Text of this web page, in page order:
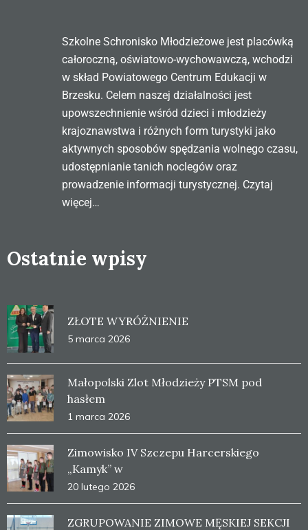
Szkolne Schronisko Młodzieżowe jest placówką
całoroczną, oświatowo-wychowawczą, wchodzi
w skład Powiatowego Centrum Edukacji w
Brzesku. Celem naszej działalności jest
upowszechnienie wśród dzieci i młodzieży
krajoznawstwa i różnych form turystyki jako
aktywnych sposobów spędzania wolnego czasu,
udostępnianie tanich noclegów oraz
prowadzenie informacji turystycznej. Czytaj
więcej…
Ostatnie wpisy
ZŁOTE WYRÓŻNIENIE
5 marca 2026
Małopolski Zlot Młodzieży PTSM pod
hasłem
1 marca 2026
Zimowisko IV Szczepu Harcerskiego
„Kamyk” w
20 lutego 2026
ZGRUPOWANIE ZIMOWE MĘSKIEJ SEKCJI